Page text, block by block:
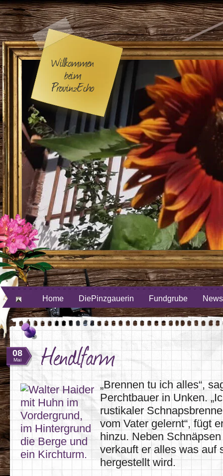
Willkommen
beim
ProvinzEcho
Home DiePinzgauerin Fundgrube
Twitter
08
Mai Hendlfarm
„Brennen tu ich alles“,
Perchtbauer in Unken.
rustikaler
vom Vater gelernt“, fügt
hinzu. Neben
verkauft er alles was auf
hergestellt wird.